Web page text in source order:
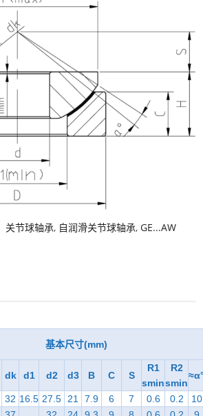
关节球轴承, 自润滑关节球轴承, GE...AW
基本尺寸(mm)
dk d1 d2 d3 B C S
R1
smin
R2
smin
32 16.5 27.5 21 7.9 6 7 0.6 0.2
10